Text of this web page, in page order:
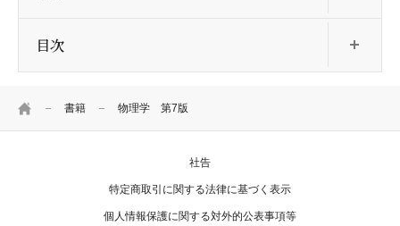
HOME 書籍 物理学 第7版
目次
社告
特定商取引に関する法律に基づく表示
個人情報保護に関する対外的公表事項等